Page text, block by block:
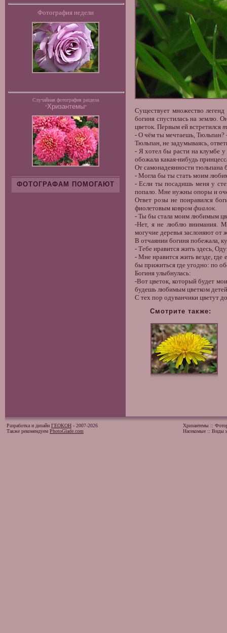
Фотография недели
Случайная фотография раздела
"Хризантемы"
ФОТОГРАФАМ ПОМОГАЮТ
Существует множество
богиня спустилась на землю.
цветок. Первым ей встретился
- О чём ты мечтаешь, Тюльпан?
Тюльпан, не задумываясь,
- Я хотел бы расти на клумбе
обожала какая-нибудь
От самонадеянности тюльпана
- Могла бы ты стать моим
- Если ты посадишь меня у
попало. Мне нужны опоры и
Ответ розы не понравился
фиолетовым ковром фиалок.
- Ты бы стала моим любимым
-Нет, я не люблю внимания.
могучие деревья заслоняют от
В отчаянии богиня побежала,
- Тебе нравится жить здесь,
- Мне нравится жить везде,
бы прижиться где угодно: по
Богиня улыбнулась:
-Вот цветок, который будет
будешь любимым цветком
С тех пор одуванчики цветут
Смотрите также:
Разработка и дизайн ГЕОКОН - 2007-2026
Также рекомендуем PhotoGlade.com
Хризантемы ::
Насекомые :: Виды